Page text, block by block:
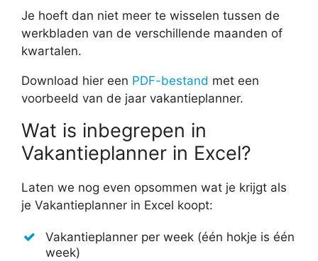
Je hoeft dan niet meer te wisselen tussen de
werkbladen van de verschillende maanden of
kwartalen.
Download hier een PDF-bestand met een
voorbeeld van de jaar vakantieplanner.
Wat is inbegrepen in
Vakantieplanner in Excel?
Laten we nog even opsommen wat je krijgt als
je Vakantieplanner in Excel koopt:
Vakantieplanner per week (één hokje is één
week)